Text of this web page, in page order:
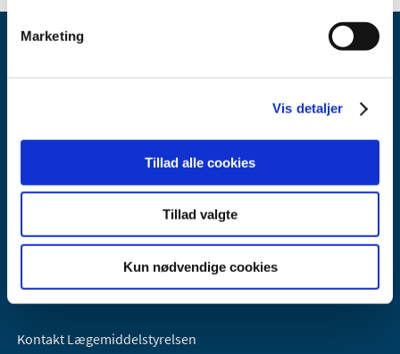
Marketing
Vis detaljer
Tillad alle cookies
Tillad valgte
Kun nødvendige cookies
Lægemiddelstyrelsen
2300 København S
Lægemiddelstyrelsen er en del af
Sundheds- og Kirkeministeriet.
Kontakt Lægemiddelstyrelsen